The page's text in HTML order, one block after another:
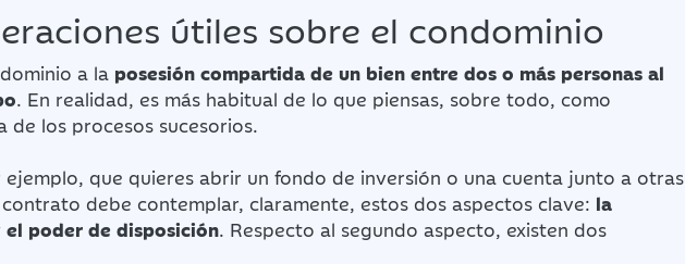
útiles sobre el condominio
a la posesión compartida de un bien entre dos o más personas al
. En realidad, es más habitual de lo que piensas, sobre todo, como
de los procesos sucesorios.
ejemplo, que quieres abrir un fondo de inversión o una cuenta junto a otras
debe contemplar, claramente, estos dos aspectos clave: la
poder de disposición. Respecto al segundo aspecto, existen dos